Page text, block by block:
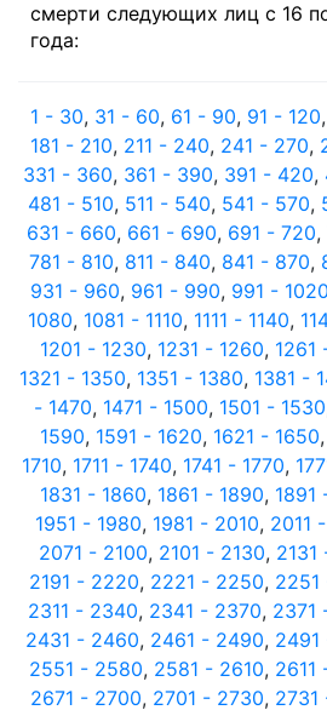
смерти следующих лиц с 16
года:
1 - 30, 31 - 60, 61 - 90, 91 - 120,
181 - 210, 211 - 240, 241 - 270,
331 - 360, 361 - 390, 391 - 420,
481 - 510, 511 - 540, 541 - 570,
631 - 660, 661 - 690, 691 - 720,
781 - 810, 811 - 840, 841 - 870,
931 - 960, 961 - 990, 991 - 1020
1080, 1081 - 1110, 1111 - 1140,
1201 - 1230, 1231 - 1260, 1261
1321 - 1350, 1351 - 1380, 1381 -
- 1470, 1471 - 1500, 1501 - 1530
1590, 1591 - 1620, 1621 - 1650,
1710, 1711 - 1740, 1741 - 1770,
1831 - 1860, 1861 - 1890, 1891
1951 - 1980, 1981 - 2010, 2011
2071 - 2100, 2101 - 2130, 2131
2191 - 2220, 2221 - 2250,
2311 - 2340, 2341 - 2370, 2371
2431 - 2460, 2461 - 2490,
2551 - 2580, 2581 - 2610, 2611
2671 - 2700, 2701 - 2730, 2731